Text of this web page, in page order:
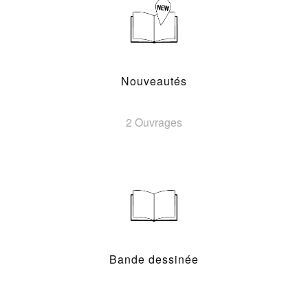
Nouveautés
2 Ouvrages
Bande dessinée